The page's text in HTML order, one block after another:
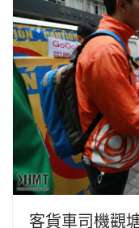
客貨車司機觀